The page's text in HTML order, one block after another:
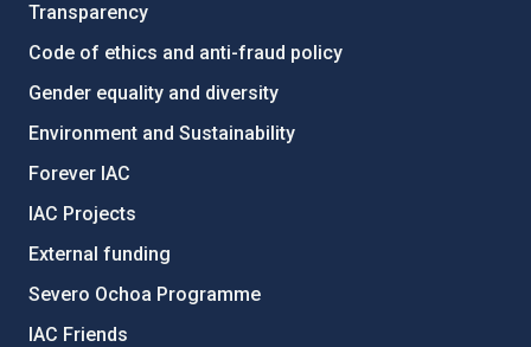
Transparency
Code of ethics and anti-fraud policy
Gender equality and diversity
Environment and Sustainability
Forever IAC
IAC Projects
External funding
Severo Ochoa Programme
IAC Friends